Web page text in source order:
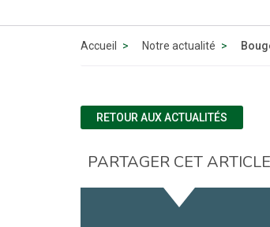
Accueil Notre actualité
RETOUR AUX ACTUALITÉS
PARTAGER CET ARTICLE